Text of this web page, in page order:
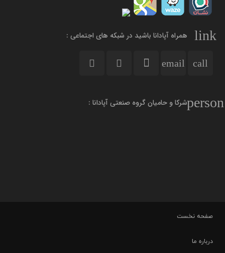
link همراه آپادانا باشید در شبکه های اجتماعی :
call
email
personشرکا و حامیان گروه صنعتی آپادانا :
صفحه نخست
درباره ما